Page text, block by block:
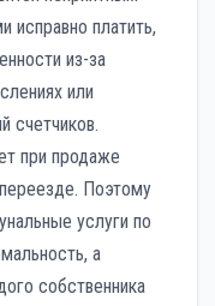
платить,
из-за
или
счетчиков.
при продаже
Поэтому
услуги по
а
собственника